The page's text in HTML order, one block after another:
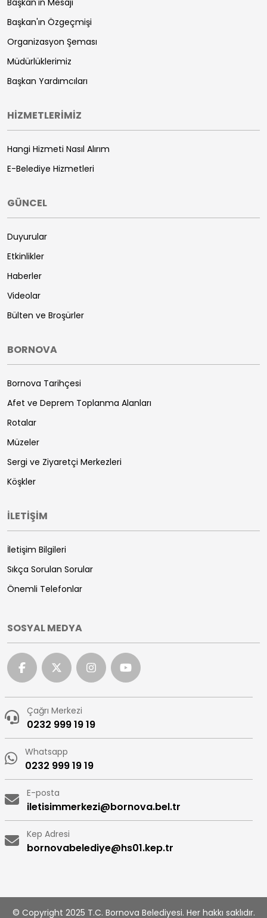
Başkan'ın Özgeçmişi
Organizasyon Şeması
Müdürlüklerimiz
Başkan Yardımcıları
HİZMETLERİMİZ
Hangi Hizmeti Nasıl Alırım
E-Belediye Hizmetleri
GÜNCEL
Duyurular
Etkinlikler
Haberler
Videolar
Bülten ve Broşürler
BORNOVA
Bornova Tarihçesi
Afet ve Deprem Toplanma Alanları
Rotalar
Müzeler
Sergi ve Ziyaretçi Merkezleri
Köşkler
İLETİŞİM
İletişim Bilgileri
Sıkça Sorulan Sorular
Önemli Telefonlar
SOSYAL MEDYA
Çağrı Merkezi
0232 999 19 19
Whatsapp
0232 999 19 19
E-posta
iletisimmerkezi@bornova.bel.tr
Kep Adresi
bornovabelediye@hs01.kep.tr
© Copyright 2025 T.C. Bornova Belediyesi. Her hakkı saklıdır.